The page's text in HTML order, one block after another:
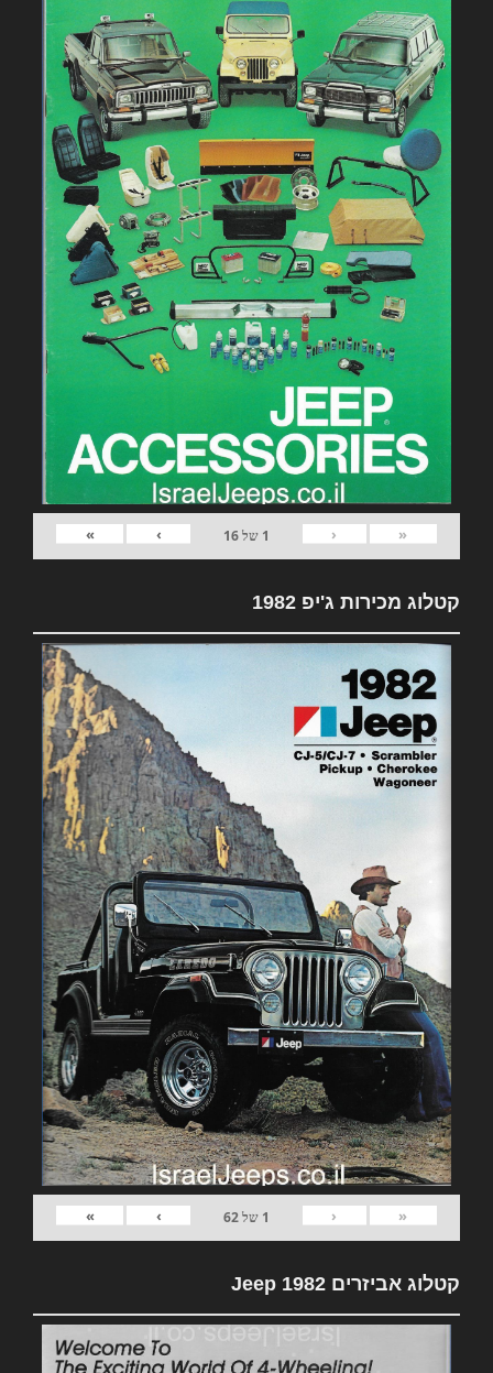
«
‹
1 של16
›
»
קטלוג מכירות ג'יפ 1982
«
‹
1 של62
›
»
קטלוג אביזרים 1982 Jeep